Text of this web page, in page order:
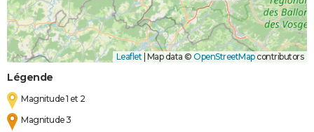
Leaflet Map data © OpenStreetMapcontributors
Légende
Magnitude 1 et 2
Magnitude 3